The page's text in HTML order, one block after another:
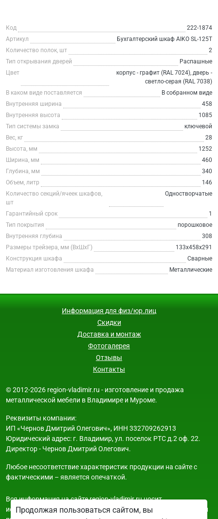
Код
222-1874
Артикул
Бухгалтерский шкаф AIKO SL-125Т
Количество полок, шт
2
Тип открывания дверей
Распашные
Цвет
корпус - графит (RAL 7024), дверь -
светло-серая (RAL 7038)
В каком виде поставляется
В собранном виде
Внутренняя ширина
458
Внутренняя высота
1085
Тип системы замка
ключевой
Вес, кг
28
Высота, мм
1252
Ширина, мм
460
Глубина, мм
340
Объем, литр
146
Количество секций/ячеек шкафов,
шт
Одностворчатые
Гарантийный срок
1
Тип покрытия
порошковое
Внутренняя глубина
308
Размеры трейзера, мм (ВхШхГ)
133x458x291
Конструкция шкафа
Сварные
Материал изготовления шкафа
Металлические
Информация для физ/юр.лиц
Скидки
Доставка и монтаж
Фотогалерея
Отзывы
Контакты
© 2012-2026 region-vladimir.ru - изготовление и продажа
металлической мебели в Владимире и Муроме.
Реквизиты компании:
ИП «Чернов Дмитрий Олегович», ИНН 332709262913
Юридический адрес: г. Владимир, ул. поселок РТС д.2 оф. 22.
Директор - Чернов Дмитрий Олегович.
Любое несоответствие характеристик продукции на сайте с
фактическими – является опечаткой.
Вся информация на сайте region-vladimir.ru носит
исключительно ознакомительный и справочный характер и ни
Продолжая пользоваться сайтом, вы